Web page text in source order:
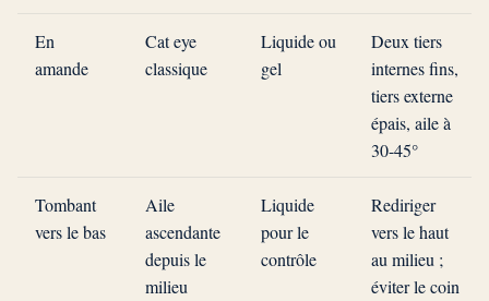
En
amande
Cat eye
classique
Liquide ou
gel
Deux tiers
internes fins,
tiers externe
épais, aile à
30-45°
Tombant
vers le bas
Aile
ascendante
depuis le
milieu
Liquide
pour le
contrôle
Rediriger
vers le haut
au milieu ;
éviter le coin